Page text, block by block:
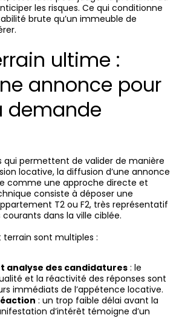
les risques. Ce qui conditionne
brute qu’un immeuble de
ultime :
annonce pour
demande
qui permettent de valider de manière
locative, la diffusion d’une annonce
comme une approche directe et
consiste à déposer une
T2 ou F2, très représentatif
dans la ville ciblée.
terrain sont multiples :
analyse des candidatures : le
et la réactivité des réponses sont
immédiats de l’appétence locative.
: un trop faible délai avant la
d’intérêt témoigne d’un